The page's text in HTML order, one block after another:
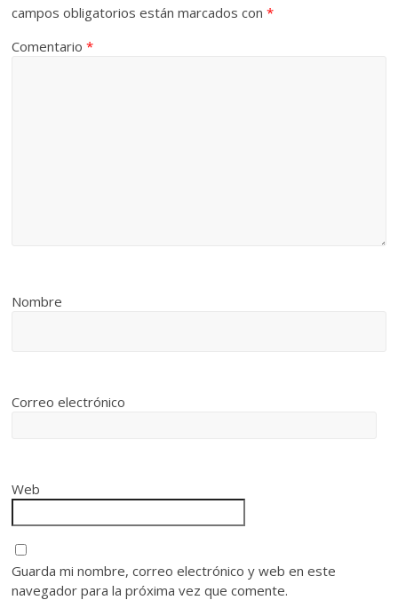
campos obligatorios están marcados con*
Comentario*
Nombre
Correo electrónico
Web
Guarda mi nombre, correo electrónico y web en este
navegador para la próxima vez que comente.